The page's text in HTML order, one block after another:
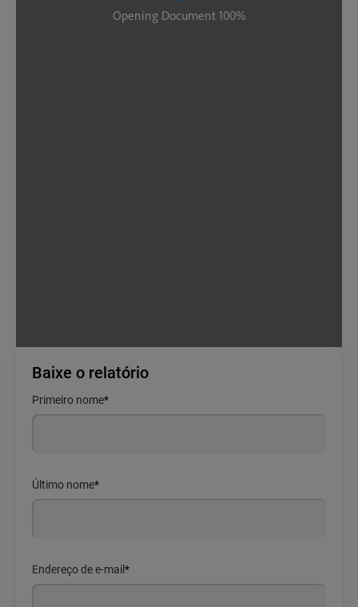
Baixe o relatório
*
Primeiro nome
*
Último nome
*
Endereço de e-mail